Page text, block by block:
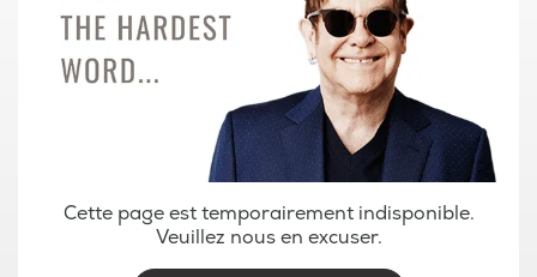
Cette page est temporairement indisponible.
Veuillez nous en excuser.